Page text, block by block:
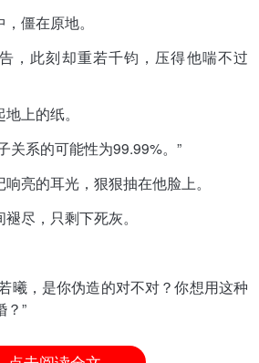
僵在原地。
，此刻却重若千钧，压得他喘不过
上的纸。
关系的可能性为99.99%。”
亮的耳光，狠狠抽在他脸上。
尽，只剩下死灰。
曦，是你伪造的对不对？你想用这种
？”